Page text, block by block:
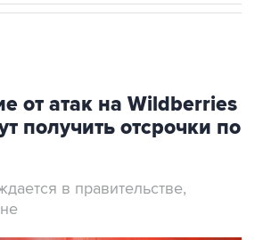
от атак на Wildberries
получить отсрочки по
в правительстве,